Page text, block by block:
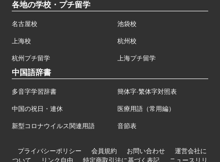
各地の学校・プチ留学
名古屋校 池袋校
上海校 杭州校
杭州プチ留学 上海プチ留学
中国語辞書
多音字学習辞書 簡体字·繁体字対照表
中国の祝日・連休 医療用語（常用編）
新型コロナウイルス関連用語 音節表
プライバシーポリシー 会員規約 お問い合わせ
運営会社に
ついて
リンク自由 特定商取引法に基づく表記 ニュースリリ